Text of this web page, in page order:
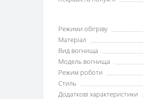
Режими обігріву
Матеріал
Вид вогнища
Модель вогнища
Режим роботи
Стиль
Додаткові характеристики